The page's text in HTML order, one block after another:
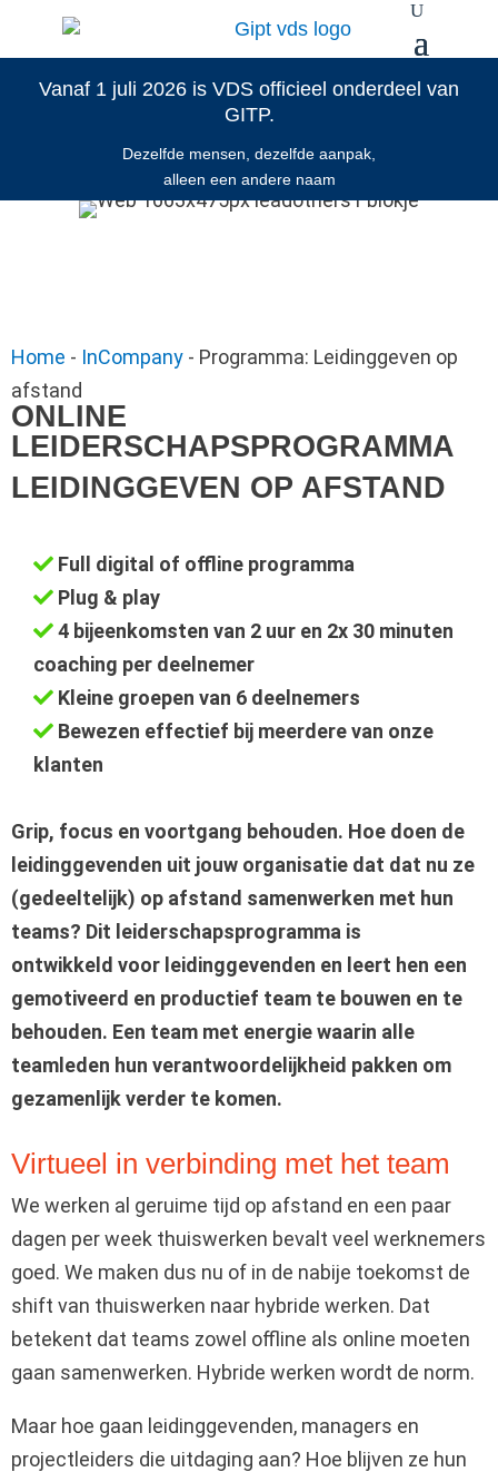
Vanaf 1 juli 2026 is VDS officieel onderdeel van
GITP.
Dezelfde mensen, dezelfde aanpak,
alleen een andere naam
Home - InCompany - Programma: Leidinggeven op
afstand
ONLINE
LEIDERSCHAPSPROGRAMMA
LEIDINGGEVEN OP AFSTAND
Full digital of offline programma
Plug & play
4 bijeenkomsten van 2 uur en 2x 30 minuten
coaching per deelnemer
Kleine groepen van 6 deelnemers
Bewezen effectief bij meerdere van onze
klanten
Grip, focus en voortgang behouden. Hoe doen de
leidinggevenden uit jouw organisatie dat dat nu ze
(gedeeltelijk) op afstand samenwerken met hun
teams? Dit leiderschapsprogramma is
ontwikkeld voor leidinggevenden en leert hen een
gemotiveerd en productief team te bouwen en te
behouden. Een team met energie waarin alle
teamleden hun verantwoordelijkheid pakken om
gezamenlijk verder te komen.
Virtueel in verbinding met het team
We werken al geruime tijd op afstand en een paar
dagen per week thuiswerken bevalt veel werknemers
goed. We maken dus nu of in de nabije toekomst de
shift van thuiswerken naar hybride werken. Dat
betekent dat teams zowel offline als online moeten
gaan samenwerken. Hybride werken wordt de norm.
Maar hoe gaan leidinggevenden, managers en
projectleiders die uitdaging aan? Hoe blijven ze hun